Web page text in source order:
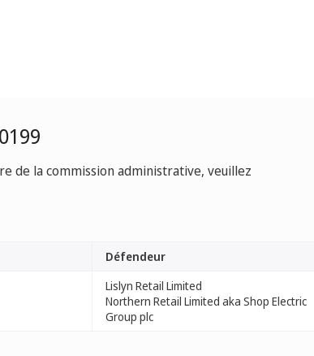
de la commission administrative, veuillez
Défendeur
Lislyn Retail Limited
Northern Retail Limited aka Shop Electric
Group plc